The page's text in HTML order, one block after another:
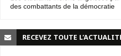
des combattants de la démocratie
RECEVEZ TOUTE